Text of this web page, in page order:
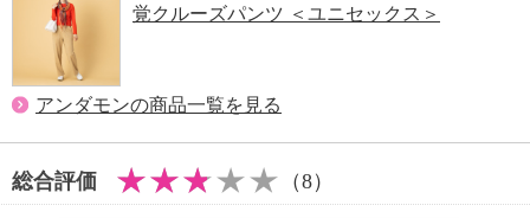
覚クルーズパンツ ＜ユニセックス＞
アンダモンの商品一覧を見る
総合評価 （8）